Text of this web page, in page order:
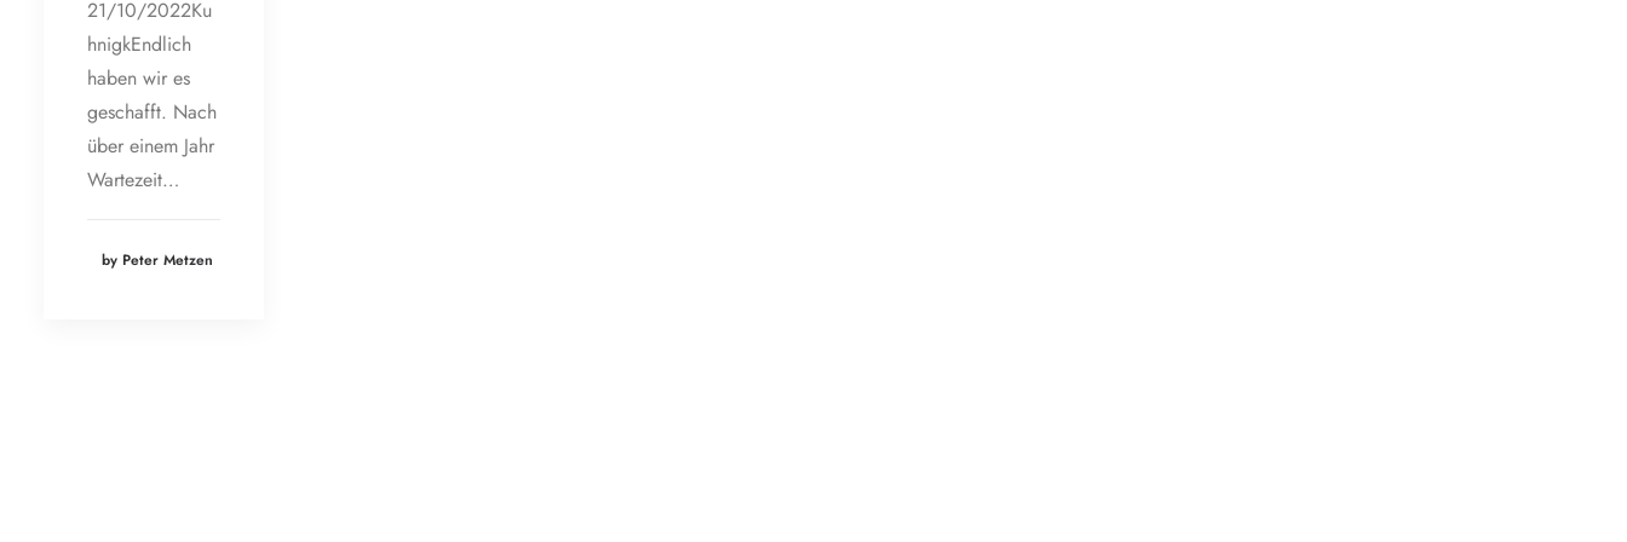
21/10/2022Ku
hnigkEndlich
haben wir es
geschafft. Nach
über einem Jahr
Wartezeit…
by Peter Metzen